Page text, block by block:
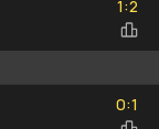
1:2
0
0:
1
1